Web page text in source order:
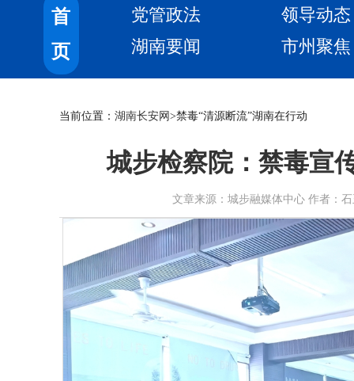
首
页
党管政法
领导动态
湖南要闻
市州聚焦
当前位置： 湖南长安网 >禁毒“清源断流”湖南在行动
城步检察院：禁毒宣
文章来源：城步融媒体中心 作者：